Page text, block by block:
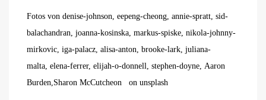
Fotos von denise-johnson, eepeng-cheong, annie-spratt, sid-
balachandran, joanna-kosinska, markus-spiske, nikola-johnny-
mirkovic, iga-palacz, alisa-anton, brooke-lark, juliana-
malta, elena-ferrer, elijah-o-donnell, stephen-doyne, Aaron
Burden,Sharon McCutcheon on unsplash